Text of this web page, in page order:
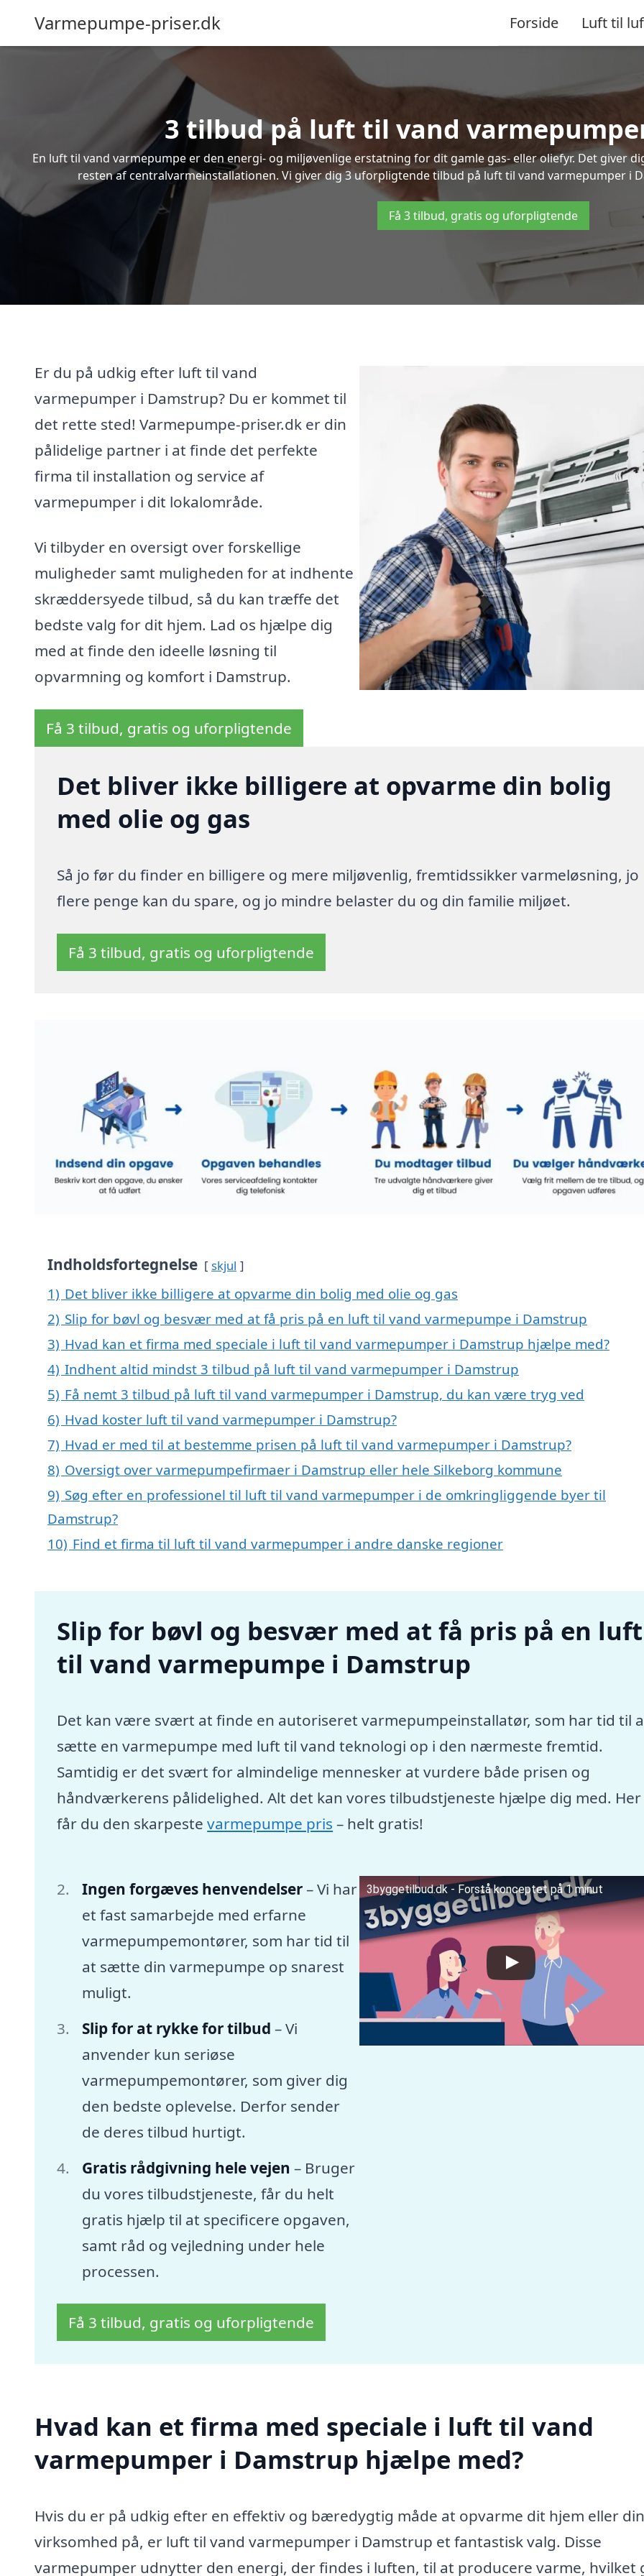
Varmepumpe-priser.dk Forside Luft til
3 tilbud på luft til vand
En luft til vand varmepumpe er den energi- og miljøvenlige erstatning for dit gamle gas- eller oliefyr. Det giver
resten af centralvarmeinstallationen. Vi giver dig 3 uforpligtende tilbud på luft til vand varmepumper i
Få 3 tilbud, gratis og uforpligtende
Er du på udkig efter luft til vand
varmepumper i Damstrup? Du er kommet til
det rette sted! Varmepumpe-priser.dk er din
pålidelige partner i at finde det perfekte
firma til installation og service af
varmepumper i dit lokalområde.
Vi tilbyder en oversigt over forskellige
muligheder samt muligheden for at indhente
skræddersyede tilbud, så du kan træffe det
bedste valg for dit hjem. Lad os hjælpe dig
med at finde den ideelle løsning til
opvarmning og komfort i Damstrup.
Få 3 tilbud, gratis og uforpligtende
Det bliver ikke billigere at opvarme din bolig
med olie og gas
Så jo før du finder en billigere og mere miljøvenlig, fremtidssikker varmeløsning, jo
flere penge kan du spare, og jo mindre belaster du og din familie miljøet.
Få 3 tilbud, gratis og uforpligtende
Indholdsfortegnelse skjul
1) Det bliver ikke billigere at opvarme din bolig med olie og gas
2) Slip for bøvl og besvær med at få pris på en luft til vand varmepumpe i Damstrup
3) Hvad kan et firma med speciale i luft til vand varmepumper i Damstrup hjælpe med?
4) Indhent altid mindst 3 tilbud på luft til vand varmepumper i Damstrup
5) Få nemt 3 tilbud på luft til vand varmepumper i Damstrup, du kan være tryg ved
6) Hvad koster luft til vand varmepumper i Damstrup?
7) Hvad er med til at bestemme prisen på luft til vand varmepumper i Damstrup?
8) Oversigt over varmepumpefirmaer i Damstrup eller hele Silkeborg kommune
9) Søg efter en professionel til luft til vand varmepumper i de omkringliggende byer til
Damstrup?
10) Find et firma til luft til vand varmepumper i andre danske regioner
Slip for bøvl og besvær med at få pris på en luft
til vand varmepumpe i Damstrup
Det kan være svært at finde en autoriseret varmepumpeinstallatør, som har tid til
sætte en varmepumpe med luft til vand teknologi op i den nærmeste fremtid.
Samtidig er det svært for almindelige mennesker at vurdere både prisen og
håndværkerens pålidelighed. Alt det kan vores tilbudstjeneste hjælpe dig med. Her
får du den skarpestevarmepumpe pris – helt gratis!
Ingen forgæves henvendelser– Vi har
et fast samarbejde med erfarne
varmepumpemontører, som har tid til
at sætte din varmepumpe op snarest
muligt.
Slip for at rykke for tilbud – Vi
anvender kun seriøse
varmepumpemontører, som giver dig
den bedste oplevelse. Derfor sender
de deres tilbud hurtigt.
Gratis rådgivning hele vejen – Bruger
du vores tilbudstjeneste, får du helt
gratis hjælp til at specificere opgaven,
samt råd og vejledning under hele
processen.
3byggetilbud.dk - Forstå konceptet på 1 minut
Få 3 tilbud, gratis og uforpligtende
Hvad kan et firma med speciale i luft til vand
varmepumper i Damstrup hjælpe med?
Hvis du er på udkig efter en effektiv og bæredygtig måde at opvarme dit hjem eller din
virksomhed på, er luft til vand varmepumper i Damstrup et fantastisk valg. Disse
varmepumper udnytter den energi, der findes i luften, til at producere varme, hvilket